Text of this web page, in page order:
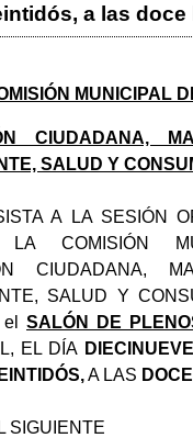
a las doce
MUNICIPAL
CIUDADANA,
SALUD Y
A LA SESIÓN
LA COMISIÓN
CIUDADANA,
SALUD Y
SALÓN DE
EL DÍA
A LAS
SIGUIENTE